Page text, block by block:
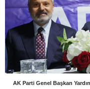
AK Parti Genel Başkan